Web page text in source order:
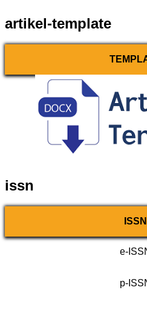
artikel-template
issn
ISSN
e-
p-